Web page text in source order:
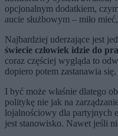
opcjonalnym dodatkiem,
aucie służbowym – miło
Najbardziej uderzające jest
świecie człowiek idzie do
coraz częściej wygląda to
dopiero potem zastanawia
I być może właśnie dlatego
politykę nie jak na
lojalnościowy dla partyjnych
jest stanowisko. Nawet jeśli